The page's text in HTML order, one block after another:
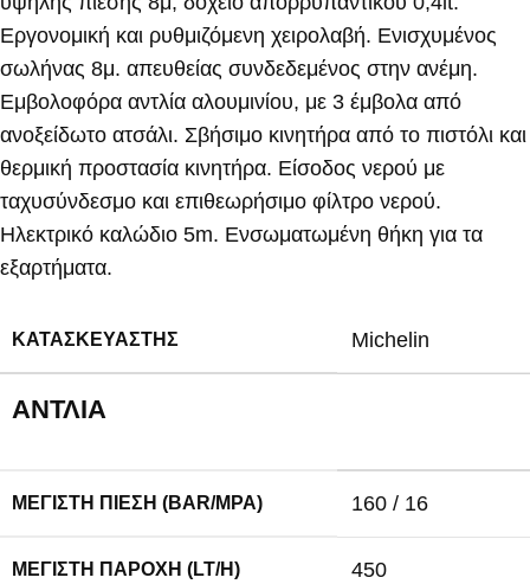
Εργονομική και ρυθμιζόμενη χειρολαβή. Ενισχυμένος
σωλήνας 8μ. απευθείας συνδεδεμένος στην ανέμη.
Εμβολοφόρα αντλία αλουμινίου, με 3 έμβολα από
ανοξείδωτο ατσάλι. Σβήσιμο κινητήρα από το πιστόλι και
θερμική προστασία κινητήρα. Είσοδος νερού με
ταχυσύνδεσμο και επιθεωρήσιμο φίλτρο νερού.
Ηλεκτρικό καλώδιο 5m. Ενσωματωμένη θήκη για τα
εξαρτήματα.
ΚΑΤΑΣΚΕΥΑΣΤΉΣ Michelin
ΑΝΤΛΊΑ
ΜΈΓΙΣΤΗ ΠΊΕΣΗ (BAR/MPA) 160 / 16
ΜΈΓΙΣΤΗ ΠΑΡΟΧΉ (LT/H) 450